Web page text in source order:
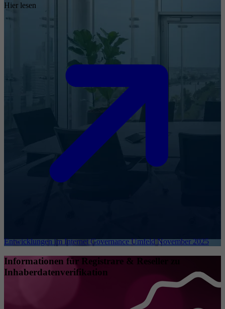
Hier lesen
Entwicklungen im Internet Governance Umfeld November 2025
Informationen für Registrare & Reseller zu
Inhaberdatenverifikation